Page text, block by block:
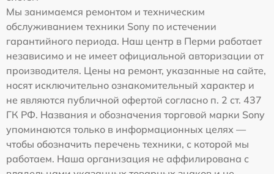
Мы занимаемся ремонтом и техническим
обслуживанием техники Sony по истечении
гарантийного периода. Наш центр в Перми работает
независимо и не имеет официальной авторизации от
производителя. Цены на ремонт, указанные на сайте,
носят исключительно ознакомительный характер и
не являются публичной офертой согласно п. 2 ст. 437
ГК РФ. Названия и обозначения торговой марки Sony
упоминаются только в информационных целях —
чтобы обозначить перечень техники, с которой мы
работаем. Наша организация не аффилирована с